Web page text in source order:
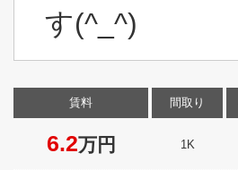
す(^_^)
賃料
6.2万円
間取り
1K